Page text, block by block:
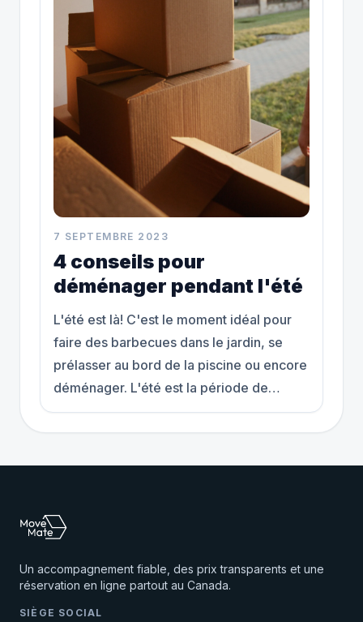
7 SEPTEMBRE 2023
4 conseils pour
déménager pendant l'été
L'été est là! C'est le moment idéal pour
faire des barbecues dans le jardin, se
prélasser au bord de la piscine ou encore
déménager. L'été est la période de
déménagement la plus populaire à
Montréal mais aussi la plus stressante. De
dans les meilleures conditions possibles.
Un accompagnement fiable, des prix transparents et une
réservation en ligne partout au Canada.
SIÈGE SOCIAL